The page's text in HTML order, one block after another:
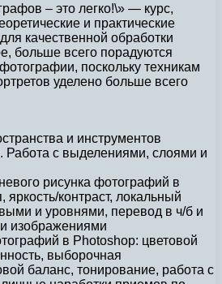
– это легко!\» — курс,
и практические
качественной обработки
больше всего порадуются
поскольку техникам
уделено больше всего
и инструментов
Работа с выделениями, слоями и
рисунка фотографий в
яркость/контраст, локальный
и уровнями, перевод в ч/б и
изображениями
в Photoshop: цветовой
выборочная
баланс, тонирование, работа с